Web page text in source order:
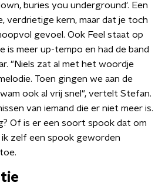
buries you underground'. Een
verdrietige kern, maar dat je toch
gevoel. Ook Feel staat op
is meer up-tempo en had de band
"Niels zat al met het woordje
Toen gingen we aan de
ook al vrij snel", vertelt Stefan.
van iemand die er niet meer is.
Of is er een soort spook dat om
zelf een spook geworden